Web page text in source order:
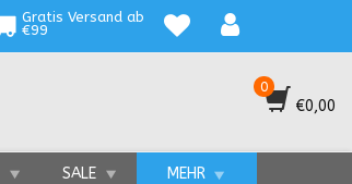
Gratis Versand ab
€99
0
€0,00
SALE MEHR